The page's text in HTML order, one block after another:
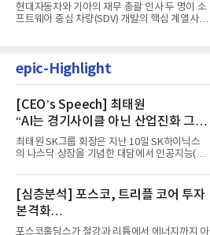
현대자동차와 기아의 재무 총괄 인사 두 명이 소
프트웨어 중심 차량(SDV) 개발의 핵심 계열사
epic-Highlight
[CEO’s Speech] 최태원
“AI는 경기사이클 아닌 산업진화 그
자체”
최태원 SK그룹 회장은 지난 10일 SK하이닉스
의 나스닥 상장을 기념한 대담에서 인공지능(AI)
[심층분석] 포스코, 트리플 코어 투자
본격화
16조7천억원 투자 재원 마련 전략은?
포스코홀딩스가 철강과 리튬에서 에너지까지 아